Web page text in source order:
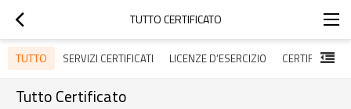
TUTTO CERTIFICATO
TUTTO SERVIZI CERTIFICATI LICENZE D’ESERCIZIO CERTIFICATI
Tutto Certificato